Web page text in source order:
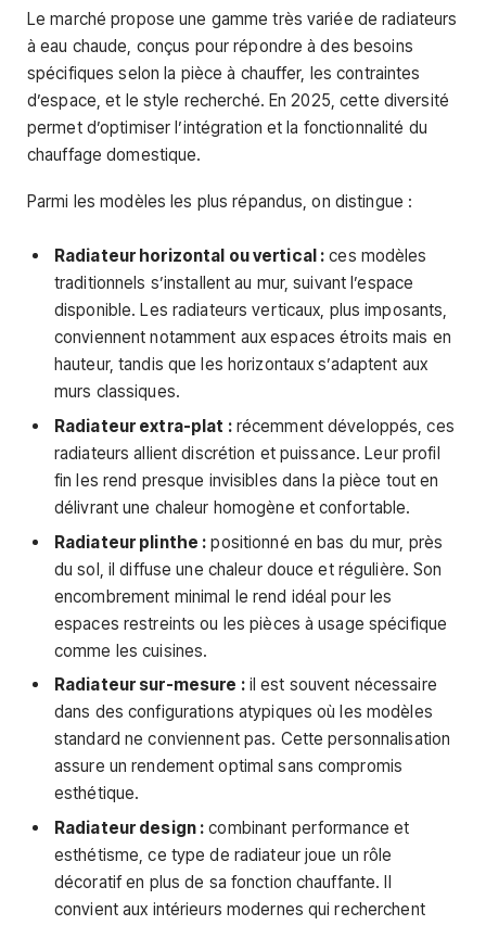
Le marché propose une gamme très variée de radiateurs
à eau chaude, conçus pour répondre à des besoins
spécifiques selon la pièce à chauffer, les contraintes
d’espace, et le style recherché. En 2025, cette diversité
permet d’optimiser l’intégration et la fonctionnalité du
chauffage domestique.
Parmi les modèles les plus répandus, on distingue :
Radiateur horizontal ou vertical : ces modèles
traditionnels s’installent au mur, suivant l’espace
disponible. Les radiateurs verticaux, plus imposants,
conviennent notamment aux espaces étroits mais en
hauteur, tandis que les horizontaux s’adaptent aux
murs classiques.
Radiateur extra-plat :récemment développés, ces
radiateurs allient discrétion et puissance. Leur profil
fin les rend presque invisibles dans la pièce tout en
délivrant une chaleur homogène et confortable.
Radiateur plinthe : positionné en bas du mur, près
du sol, il diffuse une chaleur douce et régulière. Son
encombrement minimal le rend idéal pour les
espaces restreints ou les pièces à usage spécifique
comme les cuisines.
Radiateur sur-mesure :il est souvent nécessaire
dans des configurations atypiques où les modèles
standard ne conviennent pas. Cette personnalisation
assure un rendement optimal sans compromis
esthétique.
Radiateur design : combinant performance et
esthétisme, ce type de radiateur joue un rôle
décoratif en plus de sa fonction chauffante. Il
convient aux intérieurs modernes qui recherchent